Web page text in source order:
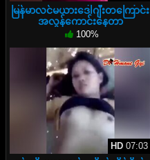
မြန်မာလင်မယားဒေါဂျီးတကြောင်း
အလွန်ကောင်းနေတာ
100%
HD07:03